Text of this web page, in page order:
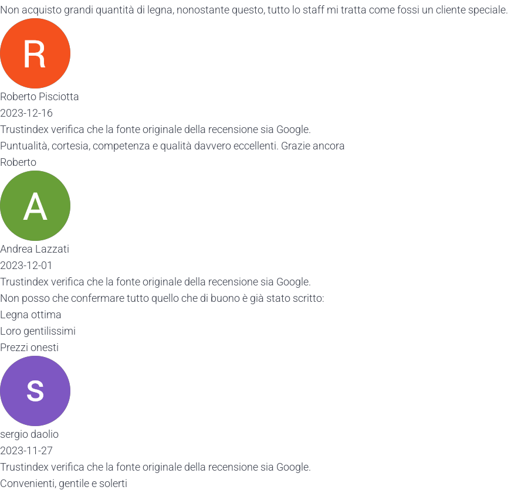
Non acquisto grandi quantità di legna, nonostante questo, tutto lo staff mi tratta come fossi un cliente speciale.
Roberto Pisciotta
2023-12-16
Trustindex verifica che la fonte originale della recensione sia Google.
Puntualità, cortesia, competenza e qualità davvero eccellenti. Grazie ancora
Roberto
Andrea Lazzati
2023-12-01
Trustindex verifica che la fonte originale della recensione sia Google.
Non posso che confermare tutto quello che di buono è già stato scritto:
Legna ottima
Loro gentilissimi
Prezzi onesti
sergio daolio
2023-11-27
Trustindex verifica che la fonte originale della recensione sia Google.
Convenienti, gentile e solerti